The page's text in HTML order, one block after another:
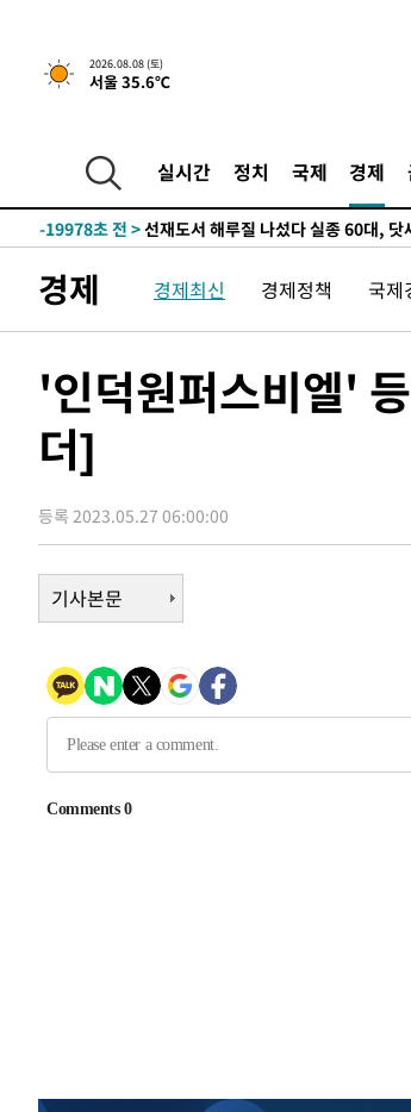
2026.08.08 (토)
서울 35.6℃
실시간 정치 국제 경제
2시간 전 >[속보]뉴욕증시 상승 마감…S&P 0.6% 나
-32216초 전 >온열질환 사망자 3명 늘어…누적 환자
-22268초 전 >
백운산서 80년근 천종산삼 9뿌리 발
-19978초 전 >
-17512초 전 >남자 농구, 나고야 아시안게임서 '홈팀'
-13115초 전 > 극한폭염 한풀 꺾이지만…'낮 최고 35
-10133초 전 >축구협회 "압수수색·성접대 논란 사
송"
45분 전 >'최고 37도' 폭염 지속…강원동해안 최대
2시간 전 >
-32216초 전 >
-22268초 전 >백운산서 80년근 천종산삼 9뿌리 발견
-17512초 전 >
남자 농구, 나고야 아시안게임서 '홈팀'
-16888초 전 >여수 오동도 해상서 모터보트 전복…1
-13115초 전 >극한폭염 한풀 꺾이지만…'낮 최고 35
주 날씨]
-10133초 전 >축구협회 "압수수색·성접대 논란 사과
경제 경제최신 경제정책 국제
'인덕원퍼스비엘'
더]
등록 2023.05.27 06:00:00
기사본문